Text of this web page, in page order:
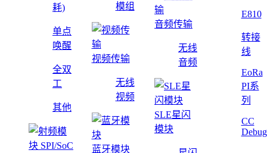
耗)
单点
唤醒
全双
工
其他
模组
视频传输
无线
视频
蓝牙模块
音频传输
无线
音频
SLE星闪
模块
E810
转接
线
EoRa
PI系
列
CC